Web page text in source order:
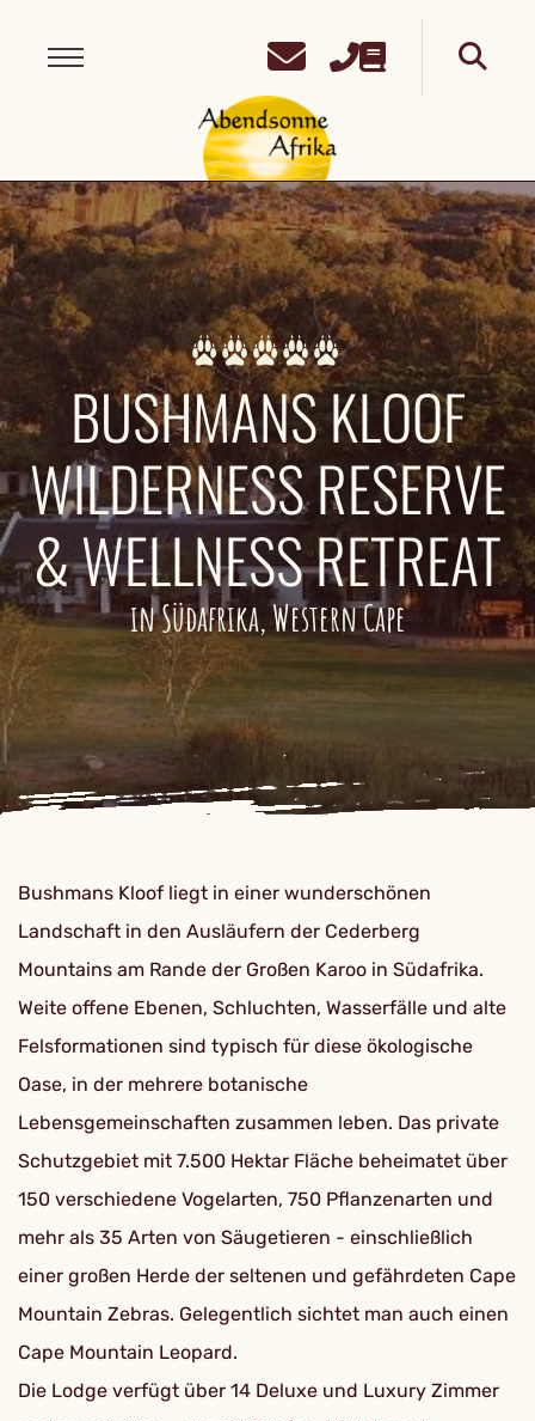
BUSHMANS KLOOF
WILDERNESS RESERVE
& WELLNESS RETREAT
in Südafrika, Western Cape
Bushmans Kloof liegt in einer wunderschönen
Landschaft in den Ausläufern der Cederberg
Mountains am Rande der Großen Karoo in Südafrika.
Weite offene Ebenen, Schluchten, Wasserfälle und alte
Felsformationen sind typisch für diese ökologische
Oase, in der mehrere botanische
Lebensgemeinschaften zusammen leben. Das private
Schutzgebiet mit 7.500 Hektar Fläche beheimatet über
150 verschiedene Vogelarten, 750 Pflanzenarten und
mehr als 35 Arten von Säugetieren - einschließlich
einer großen Herde der seltenen und gefährdeten Cape
Mountain Zebras. Gelegentlich sichtet man auch einen
Cape Mountain Leopard.
Die Lodge verfügt über 14 Deluxe und Luxury Zimmer